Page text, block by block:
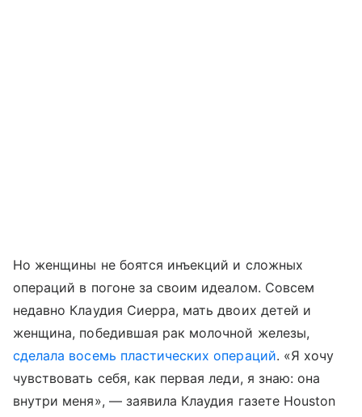
Но женщины не боятся инъекций и сложных
операций в погоне за своим идеалом. Совсем
недавно Клаудия Сиерра, мать двоих детей и
женщина, победившая рак молочной железы,
сделала восемь пластических операций. «Я хочу
чувствовать себя, как первая леди, я знаю: она
внутри меня», — заявила Клаудия газете Houston